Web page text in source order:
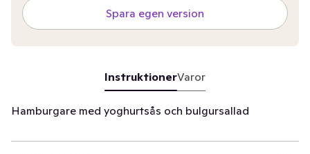
Spara egen version
InstruktionerVaror
Hamburgare med yoghurtsås och bulgursallad